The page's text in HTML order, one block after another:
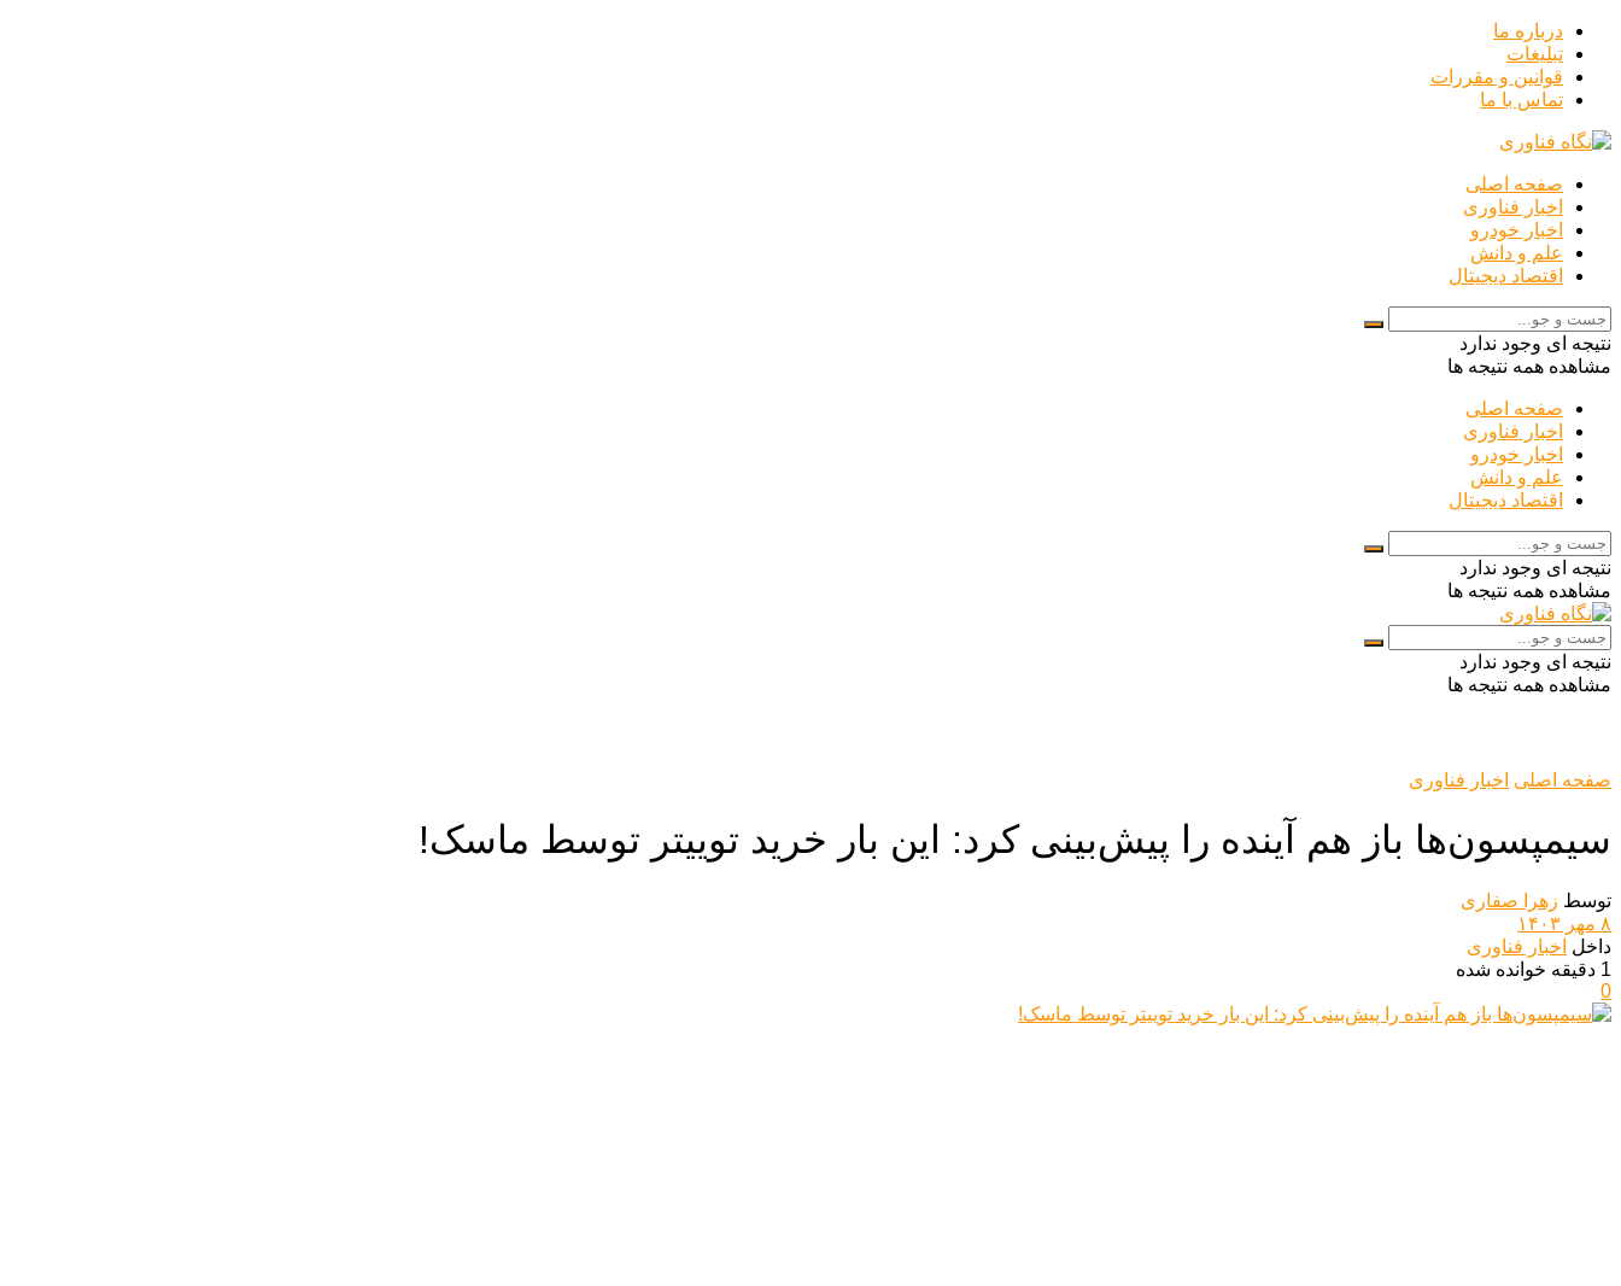
درباره ما
تبلیغات
قوانین و مقررات
تماس با ما
صفحه اصلی
اخبار فناوری
اخبار خودرو
علم و دانش
اقتصاد دیجیتال
نتیجه ای وجود ندارد
مشاهده همه نتیجه ها
صفحه اصلی
اخبار فناوری
اخبار خودرو
علم و دانش
اقتصاد دیجیتال
نتیجه ای وجود ندارد
مشاهده همه نتیجه ها
نتیجه ای وجود ندارد
مشاهده همه نتیجه ها
صفحه اصلی اخبار فناوری
سیمپسون‌ها باز هم آینده را پیش‌بینی کرد: این بار خرید توییتر توسط ماسک!
توسط زهرا صفاری
۸ مهر ۱۴۰۳
داخل اخبار فناوری
1 دقیقه خوانده شده
0